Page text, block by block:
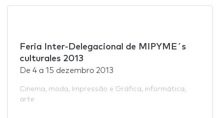
Feria Inter-Delegacional de MIPYME´s
culturales 2013
De 4 a 15 dezembro 2013
Cinema, moda, Impressão e Gráfica, informática,
arte